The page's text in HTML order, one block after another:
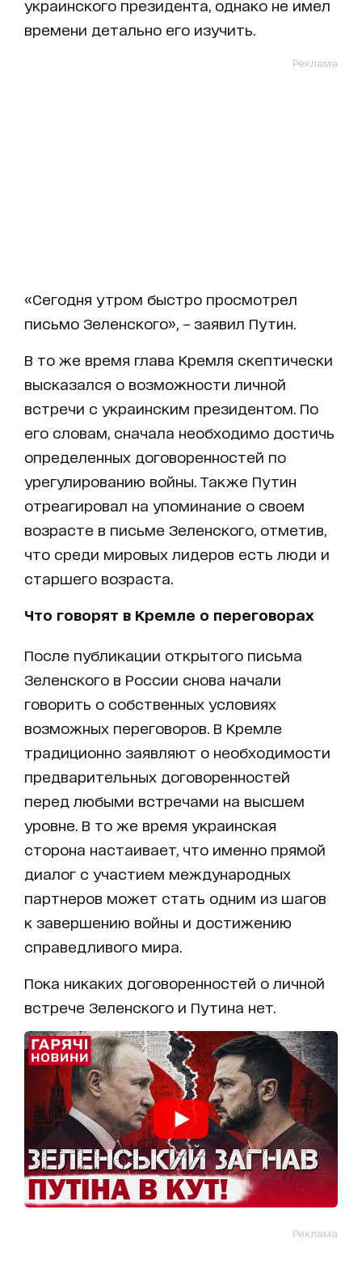
украинского президента, однако не имел
времени детально его изучить.
Реклама
«Сегодня утром быстро просмотрел
письмо Зеленского», – заявил Путин.
В то же время глава Кремля скептически
высказался о возможности личной
встречи с украинским президентом. По
его словам, сначала необходимо достичь
определенных договоренностей по
урегулированию войны. Также Путин
отреагировал на упоминание о своем
возрасте в письме Зеленского, отметив,
что среди мировых лидеров есть люди и
старшего возраста.
Что говорят в Кремле о переговорах
После публикации открытого письма
Зеленского в России снова начали
говорить о собственных условиях
возможных переговоров. В Кремле
традиционно заявляют о необходимости
предварительных договоренностей
перед любыми встречами на высшем
уровне. В то же время украинская
сторона настаивает, что именно прямой
диалог с участием международных
партнеров может стать одним из шагов
к завершению войны и достижению
справедливого мира.
Пока никаких договоренностей о личной
встрече Зеленского и Путина нет.
Реклама